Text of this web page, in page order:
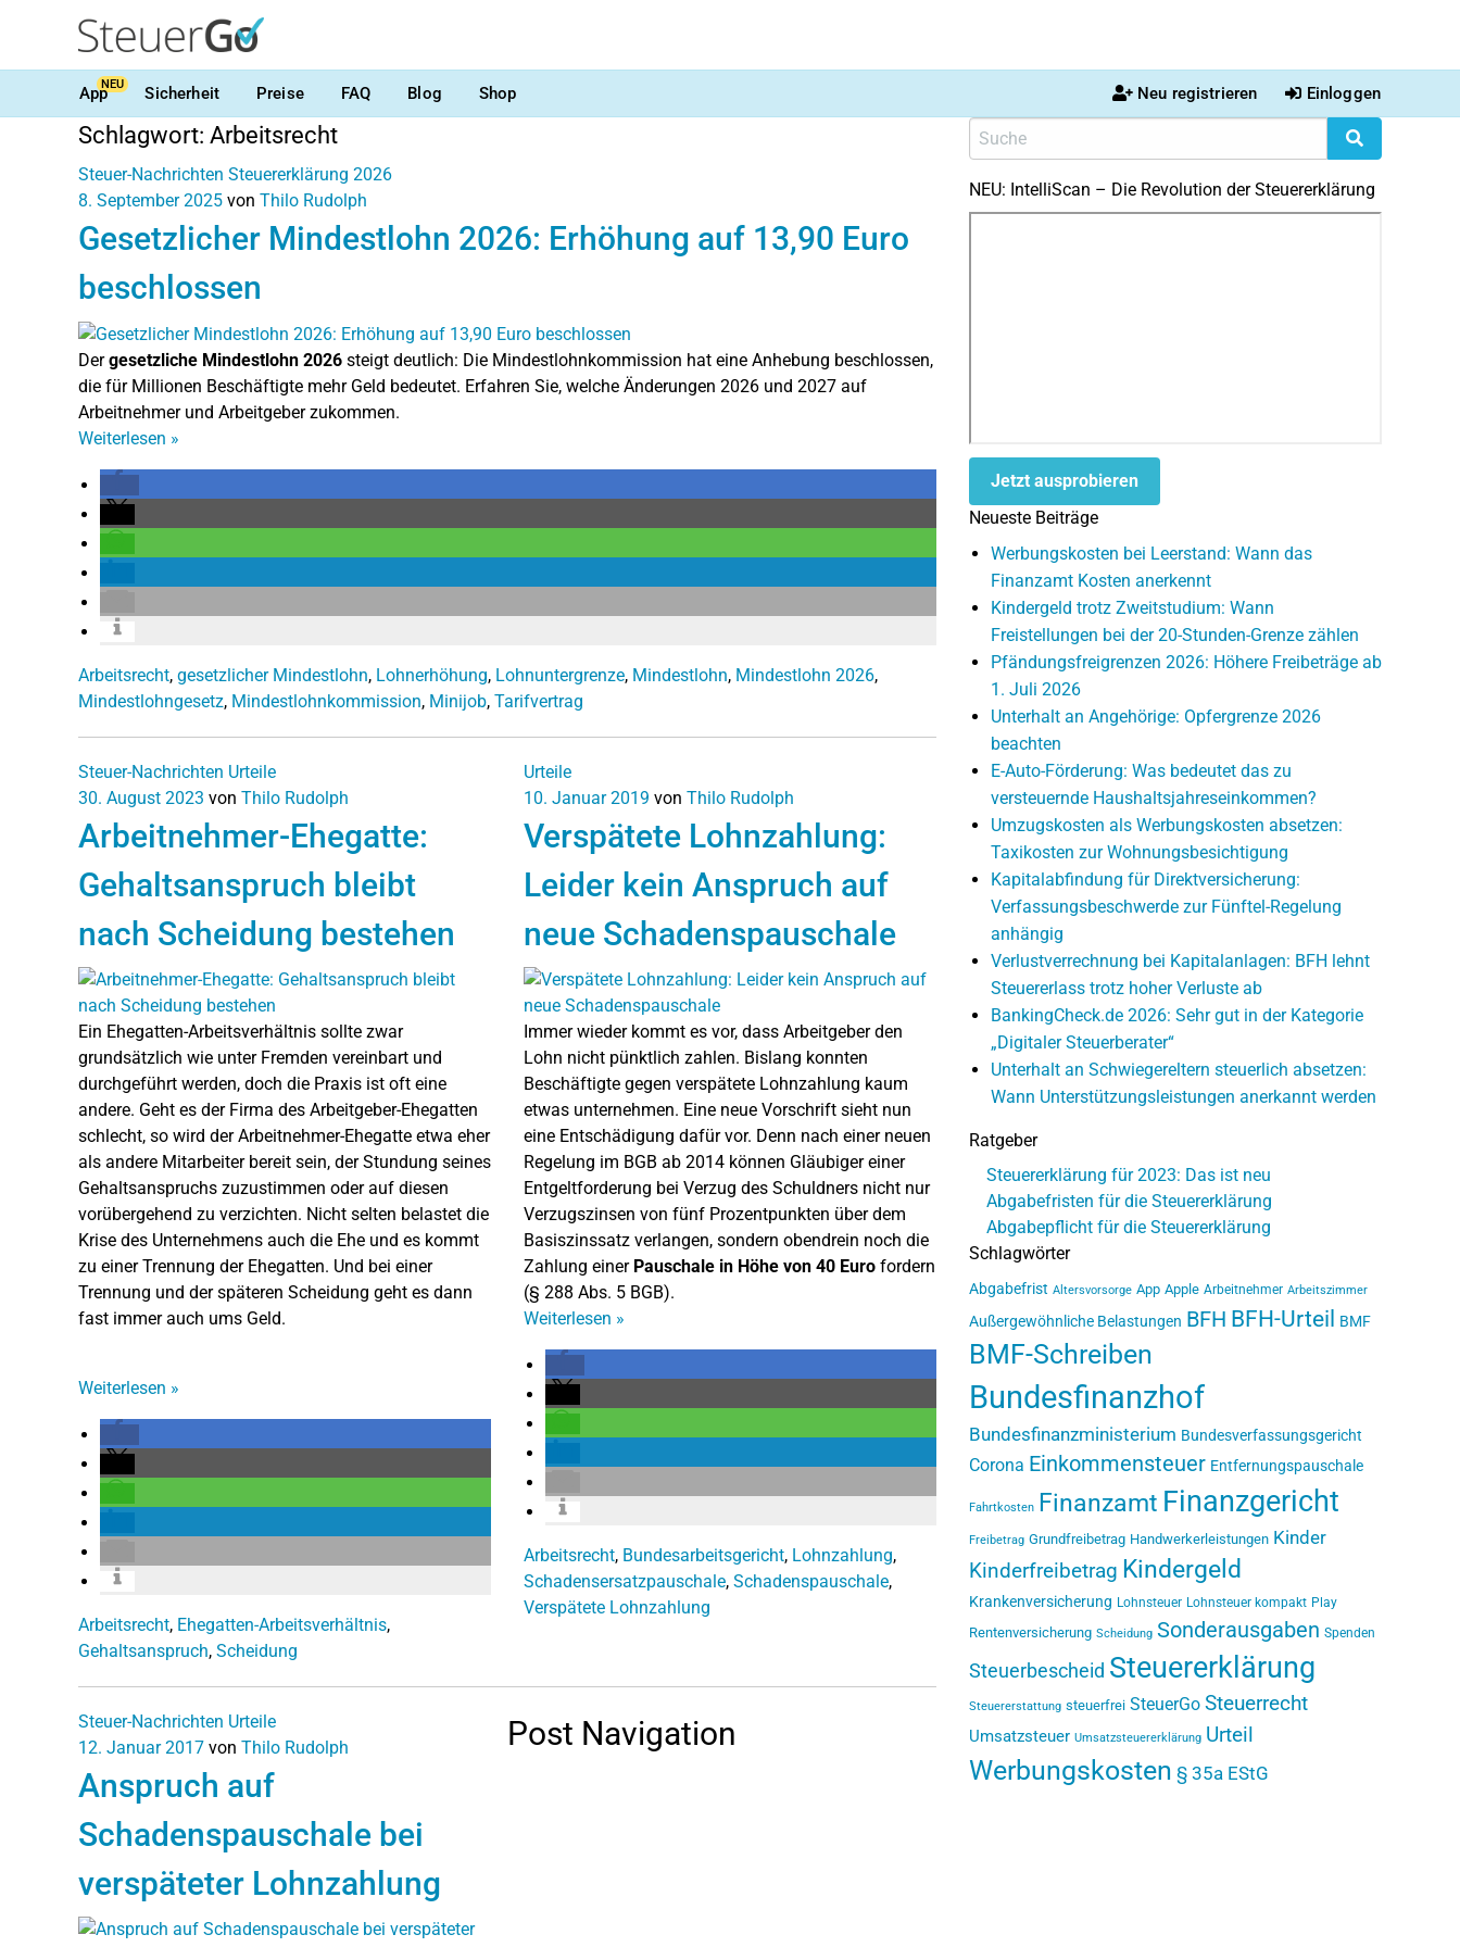
AppNEU Sicherheit Preise FAQ Blog Shop Neu registrieren Einloggen
Schlagwort: Arbeitsrecht
Steuer-Nachrichten Steuererklärung 2026
8. September 2025 von Thilo Rudolph
Gesetzlicher Mindestlohn 2026: Erhöhung auf 13,90 Euro
beschlossen
Dergesetzliche Mindestlohn 2026 steigt deutlich: Die Mindestlohnkommission hat eine Anhebung beschlossen,
die für Millionen Beschäftigte mehr Geld bedeutet. Erfahren Sie, welche Änderungen 2026 und 2027 auf
Arbeitnehmer und Arbeitgeber zukommen.
Weiterlesen »
Arbeitsrecht, gesetzlicher Mindestlohn, Lohnerhöhung, Lohnuntergrenze, Mindestlohn, Mindestlohn 2026,
Mindestlohngesetz, Mindestlohnkommission, Minijob, Tarifvertrag
Steuer-Nachrichten Urteile
30. August 2023 von Thilo Rudolph
Arbeitnehmer-Ehegatte:
Gehaltsanspruch bleibt
nach Scheidung bestehen
Ein Ehegatten-Arbeitsverhältnis sollte zwar
grundsätzlich wie unter Fremden vereinbart und
durchgeführt werden, doch die Praxis ist oft eine
andere. Geht es der Firma des Arbeitgeber-Ehegatten
schlecht, so wird der Arbeitnehmer-Ehegatte etwa eher
als andere Mitarbeiter bereit sein, der Stundung seines
Gehaltsanspruchs zuzustimmen oder auf diesen
vorübergehend zu verzichten. Nicht selten belastet die
Krise des Unternehmens auch die Ehe und es kommt
zu einer Trennung der Ehegatten. Und bei einer
Trennung und der späteren Scheidung geht es dann
fast immer auch ums Geld.
Weiterlesen »
Arbeitsrecht, Ehegatten-Arbeitsverhältnis,
Gehaltsanspruch, Scheidung
Urteile
10. Januar 2019 von Thilo Rudolph
Verspätete Lohnzahlung:
Leider kein Anspruch auf
neue Schadenspauschale
Immer wieder kommt es vor, dass Arbeitgeber den
Lohn nicht pünktlich zahlen. Bislang konnten
Beschäftigte gegen verspätete Lohnzahlung kaum
etwas unternehmen. Eine neue Vorschrift sieht nun
eine Entschädigung dafür vor. Denn nach einer neuen
Regelung im BGB ab 2014 können Gläubiger einer
Entgeltforderung bei Verzug des Schuldners nicht nur
Verzugszinsen von fünf Prozentpunkten über dem
Basiszinssatz verlangen, sondern obendrein noch die
Zahlung einer Pauschale in Höhe von 40 Euro fordern
(§ 288 Abs. 5 BGB).
Weiterlesen »
Arbeitsrecht, Bundesarbeitsgericht, Lohnzahlung,
Schadensersatzpauschale, Schadenspauschale,
Verspätete Lohnzahlung
Steuer-Nachrichten Urteile
12. Januar 2017 von Thilo Rudolph
Anspruch auf
Schadenspauschale bei
verspäteter Lohnzahlung
Post Navigation
NEU: IntelliScan – Die Revolution der Steuererklärung
Jetzt ausprobieren
Neueste Beiträge
Werbungskosten bei Leerstand: Wann das
Finanzamt Kosten anerkennt
Kindergeld trotz Zweitstudium: Wann
Freistellungen bei der 20-Stunden-Grenze zählen
Pfändungsfreigrenzen 2026: Höhere Freibeträge ab
1. Juli 2026
Unterhalt an Angehörige: Opfergrenze 2026
beachten
E-Auto-Förderung: Was bedeutet das zu
versteuernde Haushaltsjahreseinkommen?
Umzugskosten als Werbungskosten absetzen:
Taxikosten zur Wohnungsbesichtigung
Kapitalabfindung für Direktversicherung:
Verfassungsbeschwerde zur Fünftel-Regelung
anhängig
Verlustverrechnung bei Kapitalanlagen: BFH lehnt
Steuererlass trotz hoher Verluste ab
BankingCheck.de 2026: Sehr gut in der Kategorie
„Digitaler Steuerberater“
Unterhalt an Schwiegereltern steuerlich absetzen:
Wann Unterstützungsleistungen anerkannt werden
Ratgeber
Steuererklärung für 2023: Das ist neu
Abgabefristen für die Steuererklärung
Abgabepflicht für die Steuererklärung
Schlagwörter
Abgabefrist Altersvorsorge App Apple Arbeitnehmer Arbeitszimmer
Außergewöhnliche Belastungen BFH BFH-Urteil BMF
BMF-Schreiben
Bundesfinanzhof
Bundesfinanzministerium Bundesverfassungsgericht
Corona Einkommensteuer Entfernungspauschale
Fahrtkosten Finanzamt Finanzgericht
Freibetrag Grundfreibetrag Handwerkerleistungen Kinder
Kinderfreibetrag Kindergeld
Krankenversicherung Lohnsteuer Lohnsteuer kompakt Play
Rentenversicherung Scheidung Sonderausgaben Spenden
Steuerbescheid Steuererklärung
Steuererstattung steuerfrei SteuerGo Steuerrecht
Umsatzsteuer Umsatzsteuererklärung Urteil
Werbungskosten § 35a EStG